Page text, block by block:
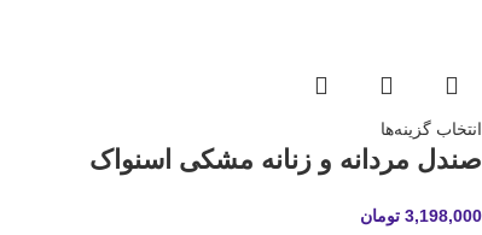
انتخاب گزینه‌ها
صندل مردانه و زنانه مشکی اسنواک
3,198,000 تومان